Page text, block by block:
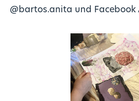
@bartos.anita und Facebook